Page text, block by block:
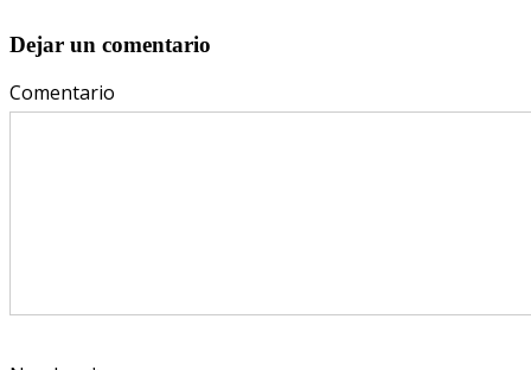
Dejar un comentario
Comentario